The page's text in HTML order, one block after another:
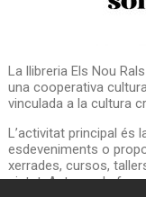
La llibreria Els Nou
una cooperativa
vinculada a la cultura
L’activitat principal és
esdeveniments o
xerrades, cursos,
ciutat. Actuem de